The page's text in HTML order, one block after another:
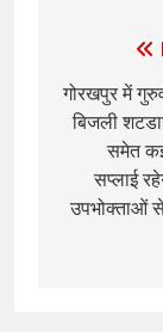
गोरखपुर में
बिजली
समेत
सप्लाई
उपभोक्ताओं